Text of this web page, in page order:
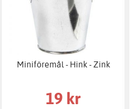
Miniföremål - Hink - Zink
19 kr